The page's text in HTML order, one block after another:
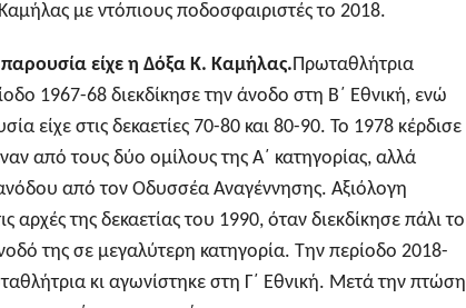
με ντόπιους ποδοσφαιριστές το 2018.
είχε η Δόξα Κ. Καμήλας.Πρωταθλήτρια
1967-68 διεκδίκησε την άνοδο στη Β΄ Εθνική, ενώ
είχε στις δεκαετίες 70-80 και 80-90. Το 1978 κέρδισε
από τους δύο ομίλους της Α΄ κατηγορίας, αλλά
από τον Οδυσσέα Αναγέννησης. Αξιόλογη
αρχές της δεκαετίας του 1990, όταν διεκδίκησε πάλι το
της σε μεγαλύτερη κατηγορία. Την περίοδο 2018-
κι αγωνίστηκε στη Γ΄ Εθνική. Μετά την πτώση